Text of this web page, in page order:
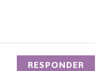
RESPONDER